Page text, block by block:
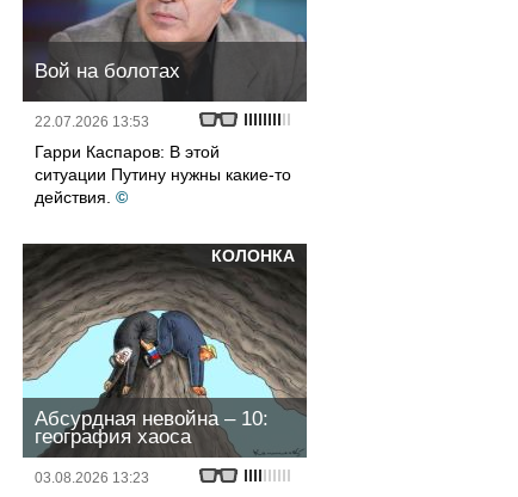
Вой на болотах
22.07.2026 13:53
Гарри Каспаров: В этой
ситуации Путину нужны какие-то
действия. ©
КОЛОНКА
Абсурдная невойна – 10:
география хаоса
03.08.2026 13:23